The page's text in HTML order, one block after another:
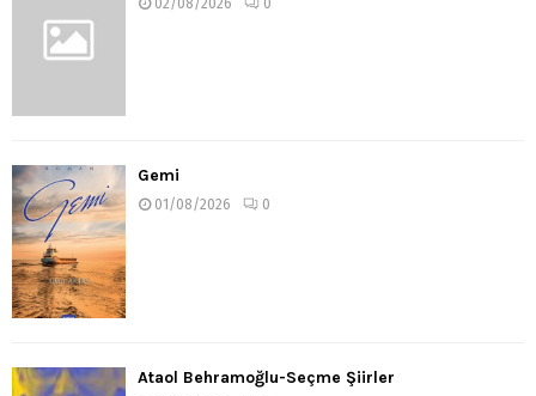
Gemi
01/08/2026 0
Ataol Behramoğlu-Seçme Şiirler